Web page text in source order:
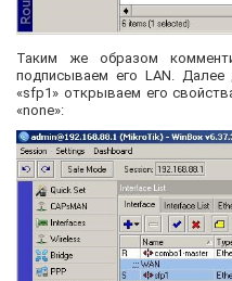
Таким же образом
подписываем его LAN.
«sfp1» открываем его
«none»: